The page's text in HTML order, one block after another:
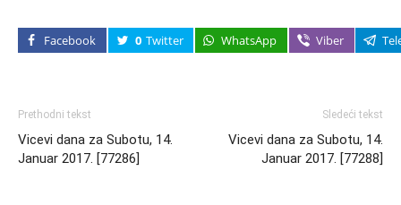
Facebook 0 Twitter WhatsApp Viber
Prethodni tekst
Vicevi dana za Subotu, 14.
Januar 2017. [77286]
Sledeći tekst
Vicevi dana za Subotu, 14.
Januar 2017. [77288]